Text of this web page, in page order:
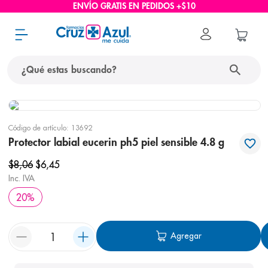
ENVÍO GRATIS EN PEDIDOS +$10
Código de artículo: 13692
Protector labial eucerin ph5 piel sensible 4.8 g
$8,06 $6,45
Inc. IVA
20%
Agregar
términos más buscados
protector solar
3.
4. cerave
bioderma